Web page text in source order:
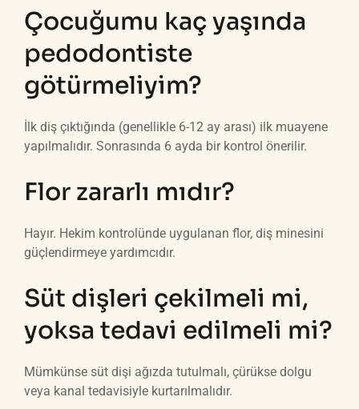
Çocuğumu kaç yaşında
pedodontiste
götürmeliyim?
İlk diş çıktığında (genellikle 6-12 ay arası) ilk muayene
yapılmalıdır. Sonrasında 6 ayda bir kontrol önerilir.
Flor zararlı mıdır?
Hayır. Hekim kontrolünde uygulanan flor, diş minesini
güçlendirmeye yardımcıdır.
Süt dişleri çekilmeli mi,
yoksa tedavi edilmeli mi?
Mümkünse süt dişi ağızda tutulmalı, çürükse dolgu
veya kanal tedavisiyle kurtarılmalıdır.